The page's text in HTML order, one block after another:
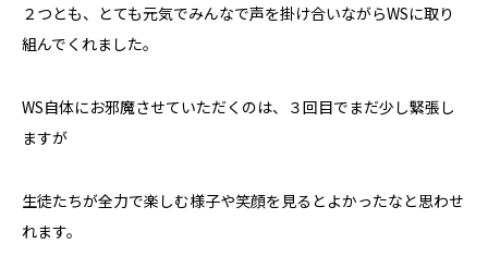
２つとも、とても元気でみんなで声を掛け合いながらWSに取り
組んでくれました。
WS自体にお邪魔させていただくのは、３回目でまだ少し緊張し
ますが
生徒たちが全力で楽しむ様子や笑顔を見るとよかったなと思わせ
れます。